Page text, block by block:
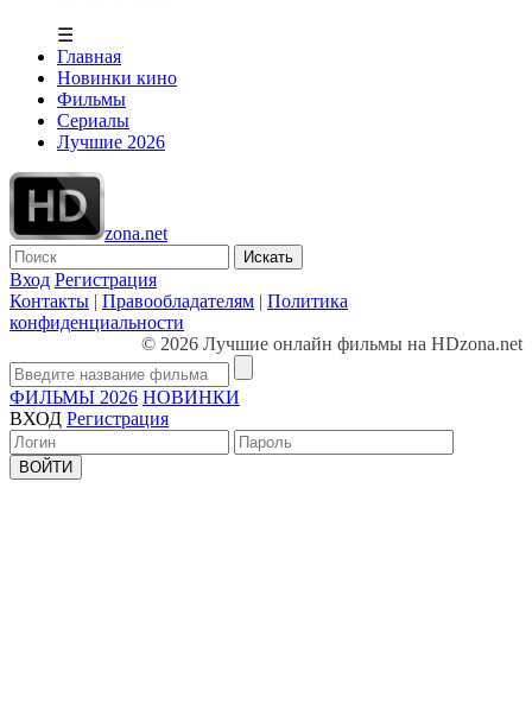
☰
Главная
Новинки кино
Фильмы
Сериалы
Лучшие 2026
zona.net
Искать
Вход Регистрация
Контакты | Правообладателям | Политика
конфиденциальности
© 2026 Лучшие онлайн фильмы на HDzona.net
ФИЛЬМЫ 2026 НОВИНКИ
ВХОД Регистрация